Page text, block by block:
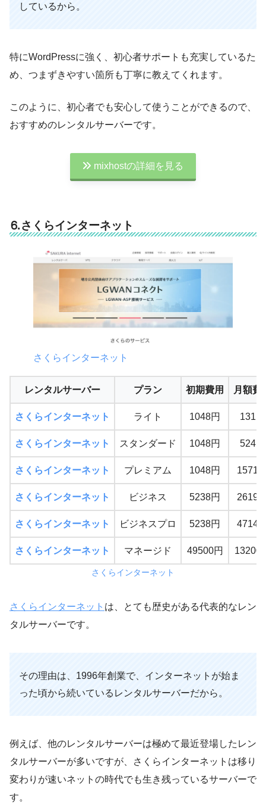
しているから。
特にWordPressに強く、初心者サポートも充実しているた
め、つまずきやすい箇所も丁寧に教えてくれます。
このように、初心者でも安心して使うことができるので、
おすすめのレンタルサーバーです。
mixhostの詳細を見る
⒍さくらインターネット
さくらインターネット
レンタルサーバー プラン 初期費用 月額費
さくらインターネット ライト 1048円 131円
さくらインターネット スタンダード 1048円 524円
さくらインターネット プレミアム 1048円 1571
さくらインターネット ビジネス 5238円 2619
さくらインターネット ビジネスプロ 5238円 4714
さくらインターネット マネージド 49500円 13200
さくらインターネット
さくらインターネット は、とても歴史がある代表的なレン
タルサーバーです。
その理由は、1996年創業で、インターネットが始ま
った頃から続いているレンタルサーバーだから。
例えば、他のレンタルサーバーは極めて最近登場したレン
タルサーバーが多いですが、さくらインターネットは移り
変わりが速いネットの時代でも生き残っているサーバーで
す。